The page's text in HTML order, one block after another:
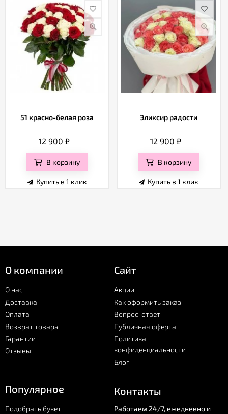
51 красно-белая роза
12 900 ₽
В корзину
Купить в 1 клик
Эликсир радости
12 900 ₽
В корзину
Купить в 1 клик
О компании
О нас
Доставка
Оплата
Возврат товара
Гарантии
Отзывы
Сайт
Акции
Как оформить заказ
Вопрос-ответ
Публичная оферта
Политика
конфиденциальности
Блог
Популярное
Подобрать букет
Контакты
Работаем 24/7, ежедневно и